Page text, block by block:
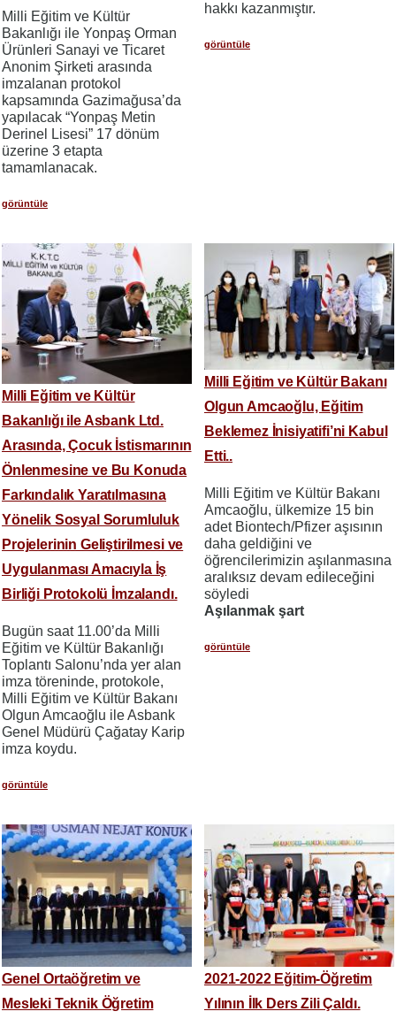
Milli Eğitim ve Kültür
Bakanlığı ile Yonpaş Orman
Ürünleri Sanayi ve Ticaret
Anonim Şirketi arasında
imzalanan protokol
kapsamında Gazimağusa’da
yapılacak “Yonpaş Metin
Derinel Lisesi” 17 dönüm
üzerine 3 etapta
tamamlanacak.
görüntüle
hakkı kazanmıştır.
görüntüle
Milli Eğitim ve Kültür
Bakanlığı ile Asbank Ltd.
Arasında, Çocuk İstismarının
Önlenmesine ve Bu Konuda
Farkındalık Yaratılmasına
Yönelik Sosyal Sorumluluk
Projelerinin Geliştirilmesi ve
Uygulanması Amacıyla İş
Birliği Protokolü İmzalandı.
Bugün saat 11.00’da Milli
Eğitim ve Kültür Bakanlığı
Toplantı Salonu’nda yer alan
imza töreninde, protokole,
Milli Eğitim ve Kültür Bakanı
Olgun Amcaoğlu ile Asbank
Genel Müdürü Çağatay Karip
imza koydu.
görüntüle
Milli Eğitim ve Kültür Bakanı
Olgun Amcaoğlu, Eğitim
Beklemez İnisiyatifi’ni Kabul
Etti..
Milli Eğitim ve Kültür Bakanı
Amcaoğlu, ülkemize 15 bin
adet Biontech/Pfizer aşısının
daha geldiğini ve
öğrencilerimizin aşılanmasına
aralıksız devam edileceğini
söyledi
Aşılanmak şart
görüntüle
Genel Ortaöğretim ve
Mesleki Teknik Öğretim
2021-2022 Eğitim-Öğretim
Yılının İlk Ders Zili Çaldı.